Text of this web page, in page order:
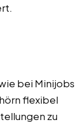
bei Minijobs
flexibel
zu